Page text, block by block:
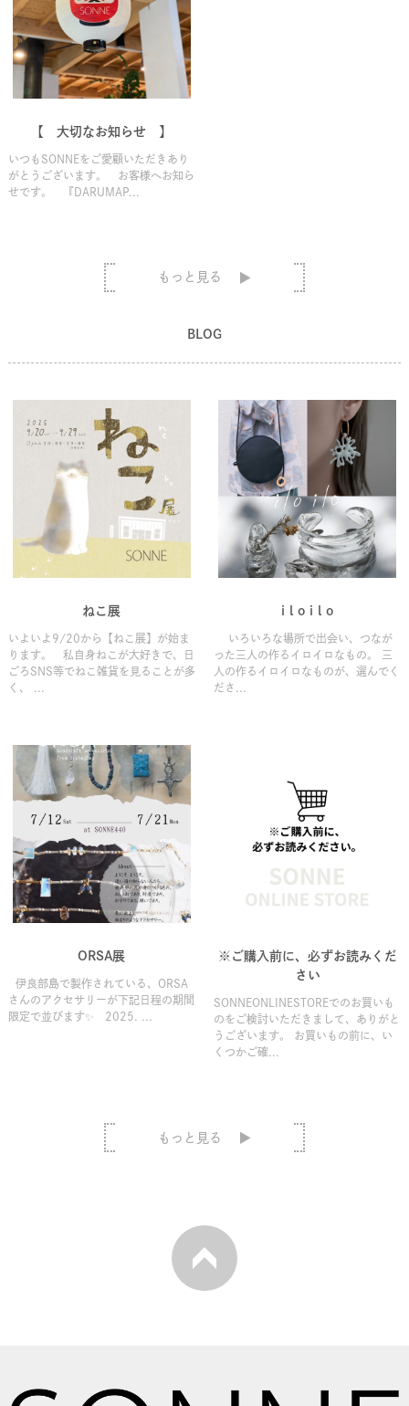
【 大切なお知らせ 】
いつもSONNEをご愛顧いただきあり
がとうございます。 お客様へお知ら
せです。 『DARUMAP...
もっと見る
BLOG
ねこ展
いよいよ9/20から【ねこ展】が始ま
ります。 私自身ねこが大好きで、日
ごろSNS等でねこ雑貨を見ることが多
く、 ...
i l o i l o
いろいろな場所で出会い、つなが
った三人の作るイロイロなもの。 三
人の作るイロイロなものが、選んでく
ださ...
ORSA展
伊良部島で製作されている、ORSA
さんのアクセサリーが下記日程の期間
限定で並びます✨ 2025. ...
※ご購入前に、必ずお読みくだ
さい
SONNEONLINESTOREでのお買いも
のをご検討いただきまして、ありがと
うございます。 お買いもの前に、い
くつかご確...
もっと見る